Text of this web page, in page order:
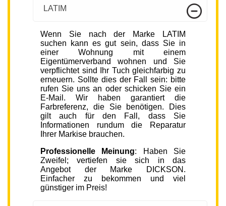
LATIM
Wenn Sie nach der Marke LATIM
suchen kann es gut sein, dass Sie in
einer Wohnung mit einem
Eigentümerverband wohnen und Sie
verpflichtet sind Ihr Tuch gleichfarbig zu
erneuern. Sollte dies der Fall sein: bitte
rufen Sie uns an oder schicken Sie ein
E-Mail. Wir haben garantiert die
Farbreferenz, die Sie benötigen. Dies
gilt auch für den Fall, dass Sie
Informationen rundum die Reparatur
Ihrer Markise brauchen.
Professionelle Meinung: Haben Sie
Zweifel; vertiefen sie sich in das
Angebot der Marke DICKSON.
Einfacher zu bekommen und viel
günstiger im Preis!